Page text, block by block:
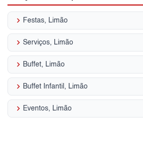
keyboard_arrow_right Festas, Limão
keyboard_arrow_right Serviços, Limão
keyboard_arrow_right Buffet, Limão
keyboard_arrow_right Buffet Infantil, Limão
keyboard_arrow_right Eventos, Limão